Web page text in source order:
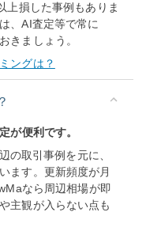
上損した事例もありま
、AI査定等で常に
きましょう。
ングは？
が便利です。
の取引事例を元に、
ます。更新頻度が月
なら周辺相場が即
主観が入らない点も